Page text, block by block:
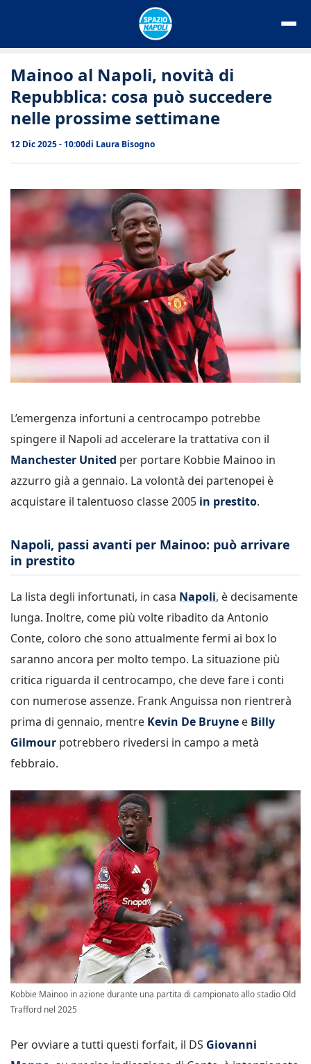
Mainoo al Napoli, novità di
Repubblica: cosa può succedere
nelle prossime settimane
12 Dic 2025 - 10:00di Laura Bisogno
L’emergenza infortuni a centrocampo potrebbe
spingere il Napoli ad accelerare la trattativa con il
Manchester United per portare Kobbie Mainoo in
azzurro già a gennaio. La volontà dei partenopei è
acquistare il talentuoso classe 2005 in prestito.
Napoli, passi avanti per Mainoo: può arrivare
in prestito
La lista degli infortunati, in casa Napoli, è decisamente
lunga. Inoltre, come più volte ribadito da Antonio
Conte, coloro che sono attualmente fermi ai box lo
saranno ancora per molto tempo. La situazione più
critica riguarda il centrocampo, che deve fare i conti
con numerose assenze. Frank Anguissa non rientrerà
prima di gennaio, mentre Kevin De Bruyne e Billy
Gilmour potrebbero rivedersi in campo a metà
febbraio.
Kobbie Mainoo in azione durante una partita di campionato allo stadio Old
Trafford nel 2025
Per ovviare a tutti questi forfait, il DS Giovanni